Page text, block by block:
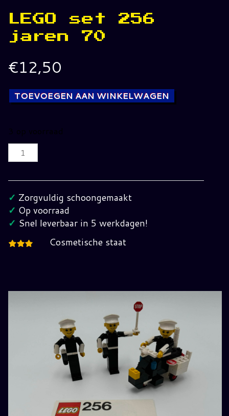
LEGO set 256
jaren 70
€12,50
TOEVOEGEN AAN WINKELWAGEN
3 op voorraad
LEGO
set
70
hoeveelheid
✓ Zorgvuldig schoongemaakt
✓ Op voorraad
✓ Snel leverbaar in 5 werkdagen!
Cosmetische staat